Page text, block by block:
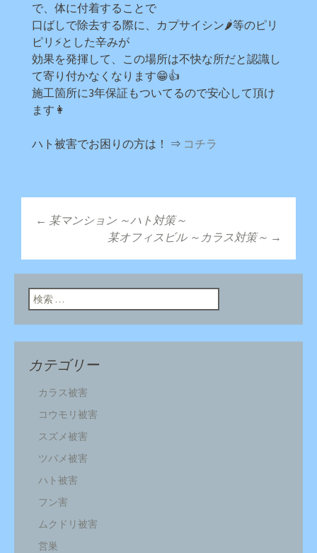
で、体に付着することで
口ばしで除去する際に、カプサイシン🌶等のピリ
ピリ⚡とした辛みが
効果を発揮して、この場所は不快な所だと認識し
て寄り付かなくなります😁👍
施工箇所に3年保証もついてるので安心して頂け
ます👩
ハト被害でお困りの方は！ ⇒ コチラ
投稿ナビゲーショ
ン
← 某マンション ～ハト対策～
某オフィスビル ～カラス対策～ →
検索:
カテゴリー
カラス被害
コウモリ被害
スズメ被害
ツバメ被害
ハト被害
フン害
ムクドリ被害
営巣